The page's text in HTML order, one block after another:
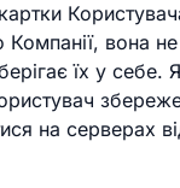
Компанії, вона
їх у себе.
збереже
на серверах